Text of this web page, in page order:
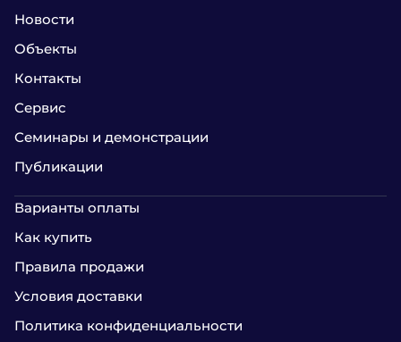
Новости
Объекты
Контакты
Сервис
Семинары и демонстрации
Публикации
Варианты оплаты
Как купить
Правила продажи
Условия доставки
Политика конфиденциальности